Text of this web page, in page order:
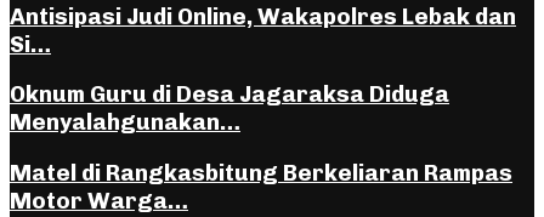
Antisipasi Judi Online, Wakapolres Lebak dan
Si…
Oknum Guru di Desa Jagaraksa Diduga
Menyalahgunakan…
Matel di Rangkasbitung Berkeliaran Rampas
Motor Warga…